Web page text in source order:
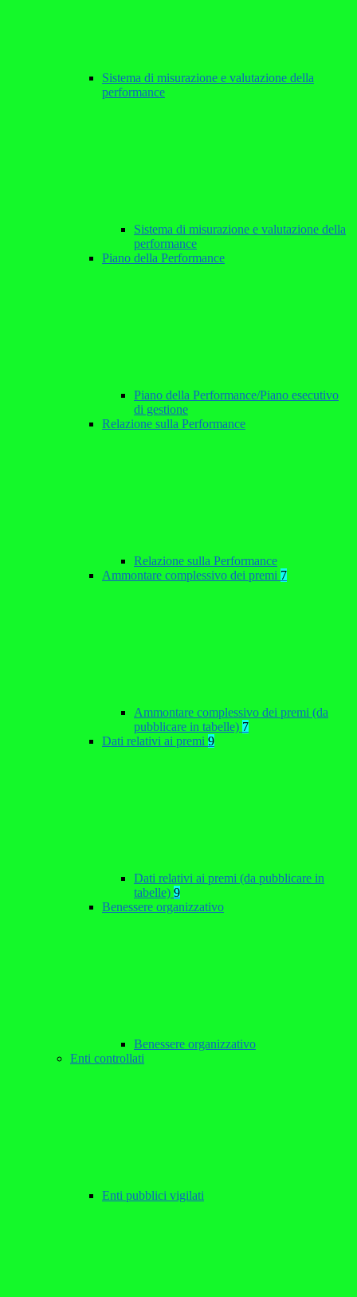
Sistema di misurazione e valutazione della
performance
Sistema di misurazione e valutazione della
performance
Piano della Performance
Piano della Performance/Piano esecutivo
di gestione
Relazione sulla Performance
Relazione sulla Performance
Ammontare complessivo dei premi 7
Ammontare complessivo dei premi (da
pubblicare in tabelle) 7
Dati relativi ai premi 9
Dati relativi ai premi (da pubblicare in
tabelle) 9
Benessere organizzativo
Benessere organizzativo
Enti controllati
Enti pubblici vigilati